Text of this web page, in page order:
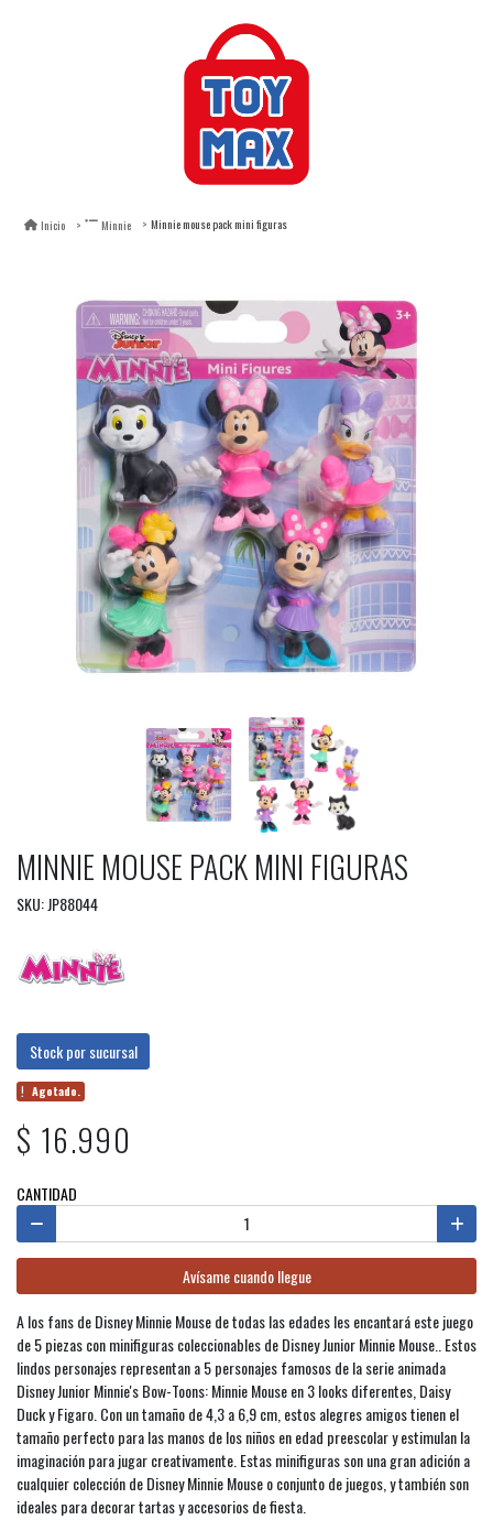
Inicio Minnie Minnie mouse pack mini figuras
MINNIE MOUSE PACK MINI FIGURAS
SKU: JP88044
Stock por sucursal
Agotado.
$ 16.990
CANTIDAD
Avísame cuando llegue
A los fans de Disney Minnie Mouse de todas las edades les encantará este juego
de 5 piezas con minifiguras coleccionables de Disney Junior Minnie Mouse.. Estos
lindos personajes representan a 5 personajes famosos de la serie animada
Disney Junior Minnie's Bow-Toons: Minnie Mouse en 3 looks diferentes, Daisy
Duck y Figaro. Con un tamaño de 4,3 a 6,9 cm, estos alegres amigos tienen el
tamaño perfecto para las manos de los niños en edad preescolar y estimulan la
imaginación para jugar creativamente. Estas minifiguras son una gran adición a
cualquier colección de Disney Minnie Mouse o conjunto de juegos, y también son
ideales para decorar tartas y accesorios de fiesta.